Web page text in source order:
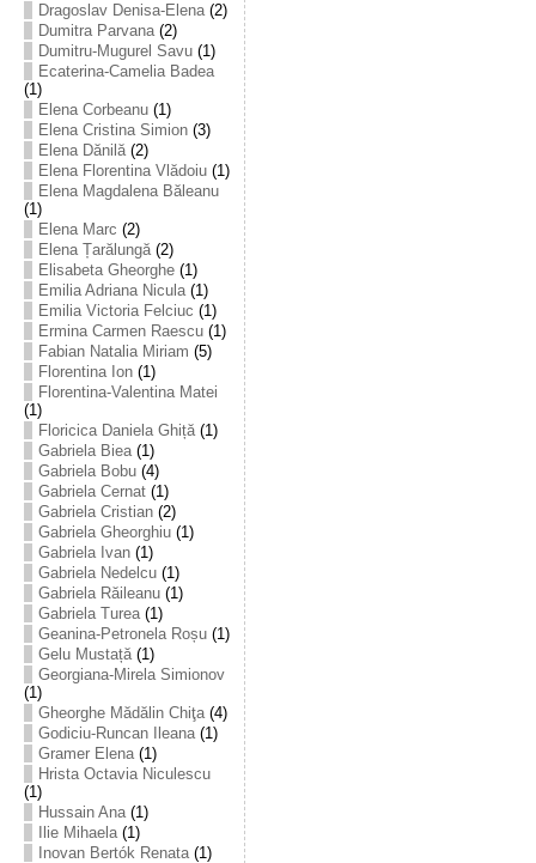
Dragoslav Denisa-Elena(2)
Dumitra Parvana(2)
Dumitru-Mugurel Savu(1)
Ecaterina-Camelia Badea
(1)
Elena Corbeanu(1)
Elena Cristina Simion(3)
Elena Dănilă(2)
Elena Florentina Vlădoiu(1)
Elena Magdalena Băleanu
(1)
Elena Marc (2)
Elena Țarălungă(2)
Elisabeta Gheorghe(1)
Emilia Adriana Nicula(1)
Emilia Victoria Felciuc (1)
Ermina Carmen Raescu(1)
Fabian Natalia Miriam (5)
Florentina Ion(1)
Florentina-Valentina Matei
(1)
Floricica Daniela Ghiță(1)
Gabriela Biea(1)
Gabriela Bobu(4)
Gabriela Cernat(1)
Gabriela Cristian(2)
Gabriela Gheorghiu(1)
Gabriela Ivan(1)
Gabriela Nedelcu(1)
Gabriela Răileanu(1)
Gabriela Turea(1)
Geanina-Petronela Roșu(1)
Gelu Mustață(1)
Georgiana-Mirela Simionov
(1)
Gheorghe Mădălin Chiţa(4)
Godiciu-Runcan Ileana(1)
Gramer Elena(1)
Hrista Octavia Niculescu
(1)
Hussain Ana(1)
Ilie Mihaela(1)
Inovan Bertók Renata(1)